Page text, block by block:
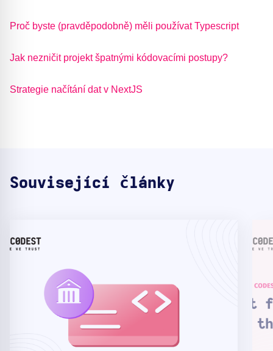
Proč byste (pravděpodobně) měli používat Typescript
Jak nezničit projekt špatnými kódovacími postupy?
Strategie načítání dat v NextJS
Související články